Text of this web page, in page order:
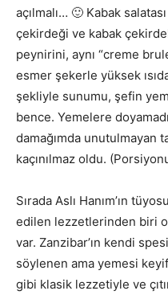
açılmalı… 🙂 Kabak
çekirdeği ve kabak
peynirini, aynı “creme
esmer şekerle yüksek
şekliyle sunumu, şefin
bence. Yemelere
damağımda unutulmayan
kaçınılmaz oldu.
Sırada Aslı Hanım’ın
edilen lezzetlerinden biri
var. Zanzibar’ın kendi
söylenen ama yemesi
gibi klasik lezzetiyle ve